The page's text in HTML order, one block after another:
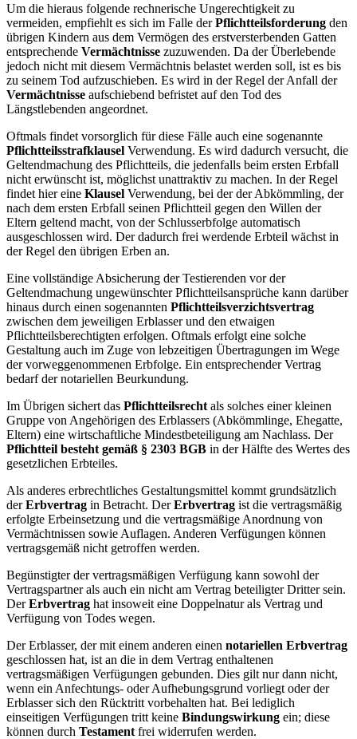
Um die hieraus folgende rechnerische Ungerechtigkeit zu
vermeiden, empfiehlt es sich im Falle derPflichtteilsforderung den
übrigen Kindern aus dem Vermögen des erstversterbenden Gatten
entsprechende Vermächtnisse zuzuwenden. Da der Überlebende
jedoch nicht mit diesem Vermächtnis belastet werden soll, ist es bis
zu seinem Tod aufzuschieben. Es wird in der Regel der Anfall der
Vermächtnisse aufschiebend befristet auf den Tod des
Längstlebenden angeordnet.
Oftmals findet vorsorglich für diese Fälle auch eine sogenannte
Pflichtteilsstrafklausel Verwendung. Es wird dadurch versucht, die
Geltendmachung des Pflichtteils, die jedenfalls beim ersten Erbfall
nicht erwünscht ist, möglichst unattraktiv zu machen. In der Regel
findet hier eine Klausel Verwendung, bei der der Abkömmling, der
nach dem ersten Erbfall seinen Pflichtteil gegen den Willen der
Eltern geltend macht, von der Schlusserbfolge automatisch
ausgeschlossen wird. Der dadurch frei werdende Erbteil wächst in
der Regel den übrigen Erben an.
Eine vollständige Absicherung der Testierenden vor der
Geltendmachung ungewünschter Pflichtteilsansprüche kann darüber
hinaus durch einen sogenannten Pflichtteilsverzichtsvertrag
zwischen dem jeweiligen Erblasser und den etwaigen
Pflichtteilsberechtigten erfolgen. Oftmals erfolgt eine solche
Gestaltung auch im Zuge von lebzeitigen Übertragungen im Wege
der vorweggenommenen Erbfolge. Ein entsprechender Vertrag
bedarf der notariellen Beurkundung.
Im Übrigen sichert das Pflichtteilsrecht als solches einer kleinen
Gruppe von Angehörigen des Erblassers (Abkömmlinge, Ehegatte,
Eltern) eine wirtschaftliche Mindestbeteiligung am Nachlass. Der
Pflichtteil besteht gemäß § 2303 BGB in der Hälfte des Wertes des
gesetzlichen Erbteiles.
Als anderes erbrechtliches Gestaltungsmittel kommt grundsätzlich
derErbvertrag in Betracht. DerErbvertrag ist die vertragsmäßig
erfolgte Erbeinsetzung und die vertragsmäßige Anordnung von
Vermächtnissen sowie Auflagen. Anderen Verfügungen können
vertragsgemäß nicht getroffen werden.
Begünstigter der vertragsmäßigen Verfügung kann sowohl der
Vertragspartner als auch ein nicht am Vertrag beteiligter Dritter sein.
DerErbvertrag hat insoweit eine Doppelnatur als Vertrag und
Verfügung von Todes wegen.
Der Erblasser, der mit einem anderen einen notariellen Erbvertrag
geschlossen hat, ist an die in dem Vertrag enthaltenen
vertragsmäßigen Verfügungen gebunden. Dies gilt nur dann nicht,
wenn ein Anfechtungs- oder Aufhebungsgrund vorliegt oder der
Erblasser sich den Rücktritt vorbehalten hat. Bei lediglich
einseitigen Verfügungen tritt keine Bindungswirkung ein; diese
können durch Testament frei widerrufen werden.